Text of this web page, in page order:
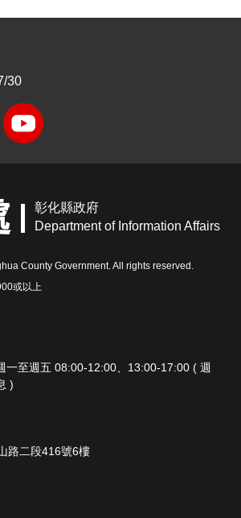
30
彰化縣政府
Department of Information Affairs
County Government. All rights reserved.
或以上
一至週五 08:00-12:00、13:00-17:00 ( 週
)
路二段416號6樓